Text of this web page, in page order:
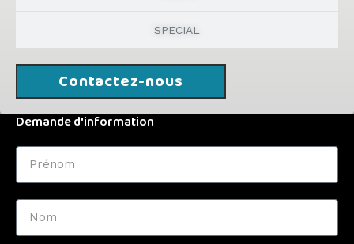
SPECIAL
Contactez-nous
Demande d'information